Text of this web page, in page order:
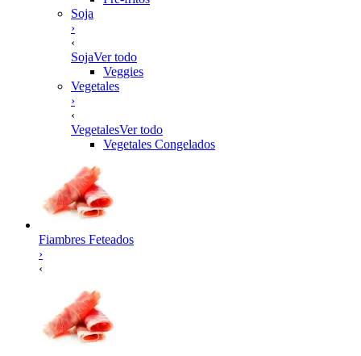
Soja
›
‹
SojaVer todo
Veggies
Vegetales
›
‹
VegetalesVer todo
Vegetales Congelados
Fiambres Feteados
›
‹